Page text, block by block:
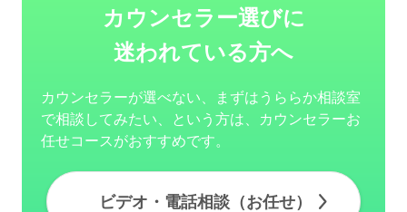
カウンセラー選びに
迷われている方へ
カウンセラーが選べない、まずはうららか相談室
で相談してみたい、という方は、カウンセラーお
任せコースがおすすめです。
ビデオ・電話相談（お任せ）